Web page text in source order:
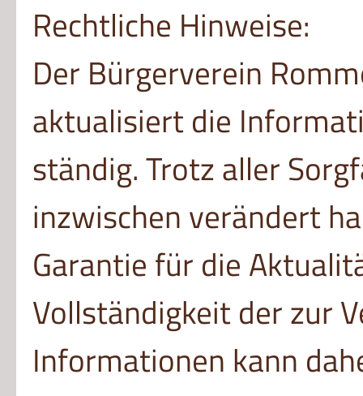
Rechtliche Hinweise:
Der Bürgerverein
aktualisiert die
ständig. Trotz aller
inzwischen verändert
Garantie für die
Vollständigkeit der zur
Informationen kann